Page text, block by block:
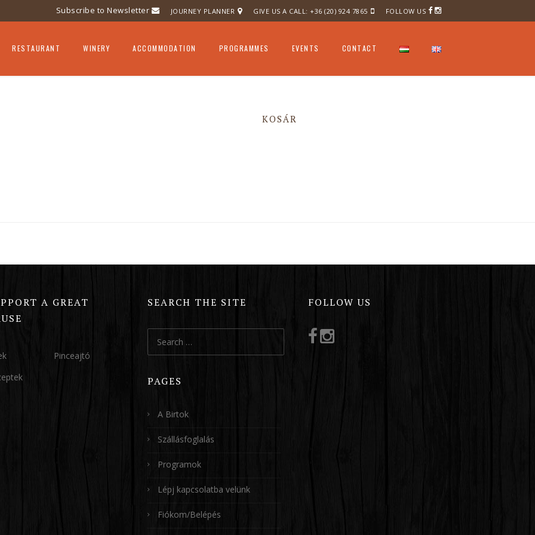
Subscribe to Newsletter JOURNEY PLANNER GIVE US A CALL: +36 (20) 924 7865 FOLLOW US
RESTAURANT WINERY ACCOMMODATION PROGRAMMES EVENTS CONTACT
KOSÁR
A GREAT
Pinceajtó
SEARCH THE SITE
for:
PAGES
A Birtok
Szállásfoglalás
Programok
Lépj kapcsolatba velünk
Fiókom/Belépés
FOLLOW US